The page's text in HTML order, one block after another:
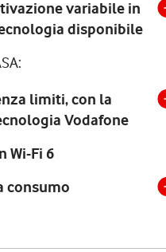
variabile in
disponibile
limiti, con la
Vodafone
Wi-Fi 6
consumo